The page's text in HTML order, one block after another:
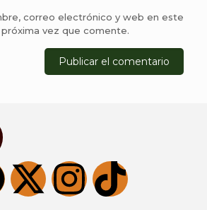
correo electrónico y web en este
vez que comente.